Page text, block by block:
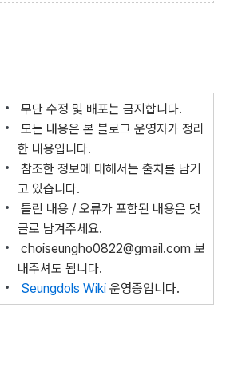
무단 수정 및 배포는 금지합니다.
모든 내용은 본 블로그 운영자가 정리
한 내용입니다.
참조한 정보에 대해서는 출처를 남기
고 있습니다.
틀린 내용 / 오류가 포함된 내용은 댓
글로 남겨주세요.
choiseungho0822@gmail.com 보
내주셔도 됩니다.
Seungdols Wiki 운영중입니다.